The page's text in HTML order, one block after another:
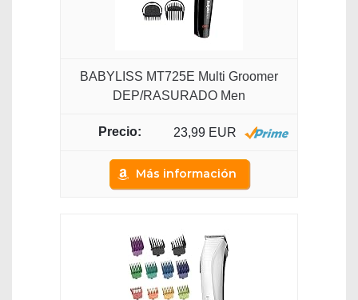
BABYLISS MT725E Multi Groomer
DEP/RASURADO Men
23,99 EUR
Más información